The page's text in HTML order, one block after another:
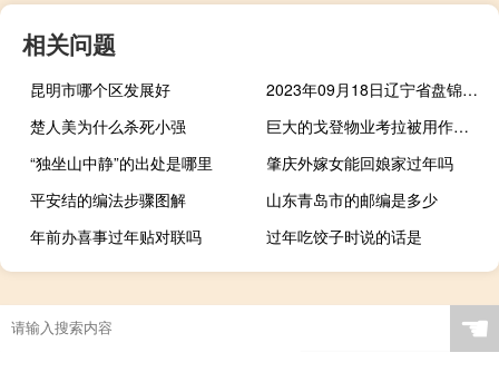
相关问题
昆明市哪个区发展好
2023年09月18日辽宁省盘锦市疫情大数据-今日/今天疫情全网搜索最新实时消息动态情况通知播报
楚人美为什么杀死小强
巨大的戈登物业考拉被用作带花园绿洲的乡村度假胜地
“独坐山中静”的出处是哪里
肇庆外嫁女能回娘家过年吗
平安结的编法步骤图解
山东青岛市的邮编是多少
年前办喜事过年贴对联吗
过年吃饺子时说的话是
☚